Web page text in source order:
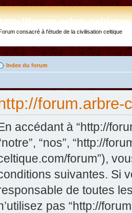
forum.arbre-
consacré à l'étude de la civilisation celtique
Index du forum
forum.arbre-
accédant à “http://
“nos”, “http://
forum”),
suivantes. Si
de toutes
pas “http://